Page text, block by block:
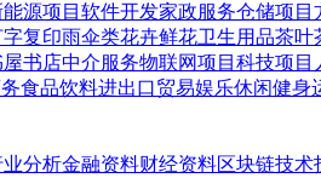
能源项目 软件开发家政服务仓储项目
复印雨伞类花卉鲜花卫生用品茶叶
屋书店中介服务物联网项目 科技项目
食品饮料进出口贸易娱乐休闲健身
业分析金融资料财经资料区块链技术